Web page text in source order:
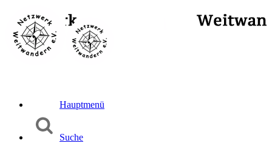
Hauptmenü
Suche